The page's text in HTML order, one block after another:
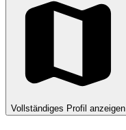
Vollständiges Profil anzeigen